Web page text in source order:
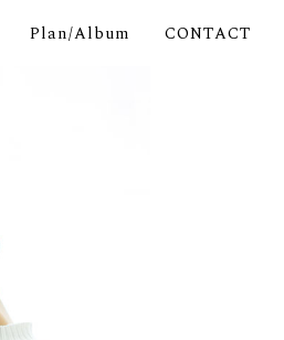
Plan/Album CONTACT